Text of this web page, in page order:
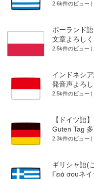
2.6k件のビュー
ポーランド
文章よろし
2.5k件のビュー
インドネシ
発音声よろ
2.5k件のビュー
【ドイツ語
Guten Tag
2.3k件のビュー
ギリシャ語(
Γειά σουネ